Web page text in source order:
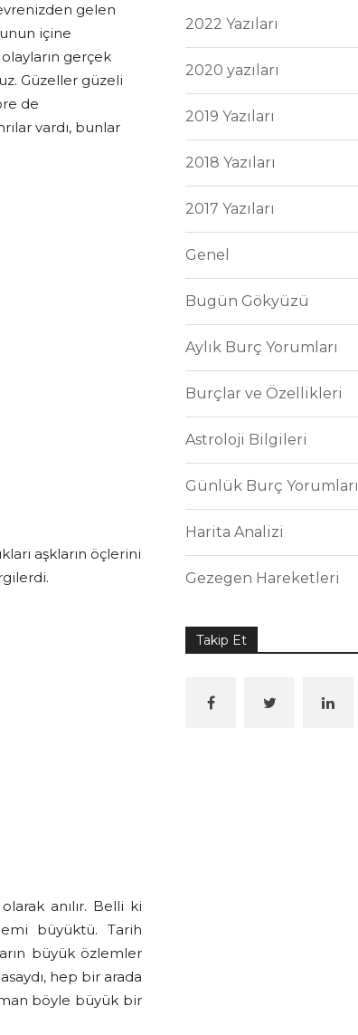
gelen
içine
gerçek
Güzeller güzeli
de
vardı, bunlar
aşkların öçlerini
anılır. Belli ki
büyüktü. Tarih
büyük özlemler
hep bir arada
böyle büyük bir
2022 Yazıları
2020 yazıları
2019 Yazıları
2018 Yazıları
2017 Yazıları
Genel
Bugün Gökyüzü
Aylık Burç Yorumları
Burçlar ve Özellikleri
Astroloji Bilgileri
Günlük Burç Yorumları
Harita Analizi
Gezegen Hareketleri
Takip Et